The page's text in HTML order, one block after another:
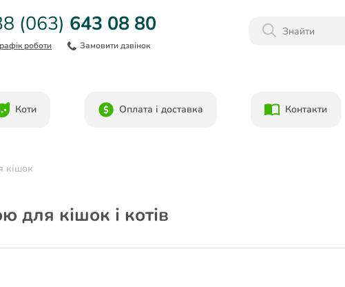
Даруємо 1000гр на бонусний рахунок при
(063) 643 08 80
роботи Замовити дзвінок
Коти Оплата і доставка Контакти
кішок
для кішок і котів